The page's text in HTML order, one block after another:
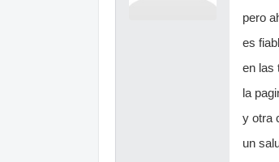
pero
es
en las
la
y otra
un